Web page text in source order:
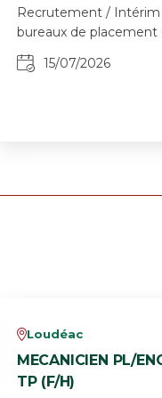
Recrutement / Intérim
bureaux de placement
15/07/2026
vLoudéac
MECANICIEN PL/
TP (F/H)